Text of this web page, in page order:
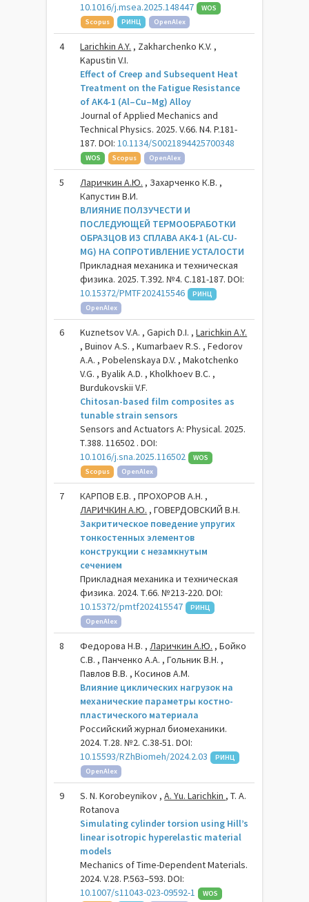
10.1016/j.msea.2025.148447
WOS
Scopus
РИНЦ OpenAlex
4 Larichkin A.Y. , Zakharchenko K.V. ,
Kapustin V.I.
Effect of Creep and Subsequent Heat
Treatment on the Fatigue Resistance
of AK4-1 (Al–Cu–Mg) Alloy
Journal of Applied Mechanics and
Technical Physics. 2025. V.66. N4. P.181-
187. DOI:10.1134/S0021894425700348
WOS Scopus OpenAlex
5 Ларичкин А.Ю. , Захарченко К.В. ,
Капустин В.И.
ВЛИЯНИЕ ПОЛЗУЧЕСТИ И
ПОСЛЕДУЮЩЕЙ ТЕРМООБРАБОТКИ
ОБРАЗЦОВ ИЗ СПЛАВА АК4-1 (AL-CU-
MG) НА СОПРОТИВЛЕНИЕ УСТАЛОСТИ
Прикладная механика и техническая
физика. 2025. Т.392. №4. С.181-187. DOI:
10.15372/PMTF202415546
РИНЦ
OpenAlex
6 Kuznetsov V.A. , Gapich D.I. ,Larichkin A.Y.
, Buinov A.S. , Kumarbaev R.S. , Fedorov
A.A. , Pobelenskaya D.V. , Makotchenko
V.G. , Byalik A.D. , Kholkhoev B.C. ,
Burdukovskii V.F.
Chitosan-based film composites as
tunable strain sensors
Sensors and Actuators A: Physical. 2025.
Т.388. 116502 . DOI:
10.1016/j.sna.2025.116502
WOS
Scopus
OpenAlex
7
КАРПОВ Е.В. , ПРОХОРОВ А.Н. ,
ЛАРИЧКИН А.Ю. , ГОВЕРДОВСКИЙ В.Н.
Закритическое поведение упругих
тонкостенных элементов
конструкции с незамкнутым
сечением
Прикладная механика и техническая
физика. 2024. Т.66. №213-220. DOI:
10.15372/pmtf202415547
РИНЦ
OpenAlex
8 Федорова Н.В. ,Ларичкин А.Ю. , Бойко
С.В. , Панченко А.А. , Гольник В.Н. ,
Павлов В.В. , Косинов А.М.
Влияние циклических нагрузок на
механические параметры костно-
пластического материала
Российский журнал биомеханики.
2024. Т.28. №2. С.38-51. DOI:
10.15593/RZhBiomeh/2024.2.03
РИНЦ
OpenAlex
9 S. N. Korobeynikov ,A. Yu. Larichkin , T. A.
Rotanova
Simulating cylinder torsion using Hill’s
linear isotropic hyperelastic material
models
Mechanics of Time-Dependent Materials.
2024. V.28. P.563–593. DOI:
10.1007/s11043-023-09592-1
WOS